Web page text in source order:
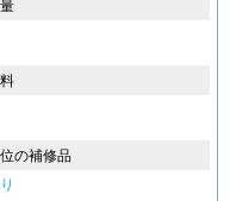
の補修品